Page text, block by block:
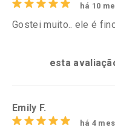
há 10
Gostei muito.. ele é
esta
Emily F.
há 4